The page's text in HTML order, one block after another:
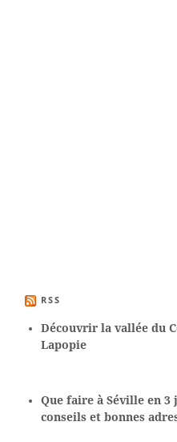
RSS
Découvrir la vallée du
Lapopie
Que faire à Séville en
conseils et bonnes